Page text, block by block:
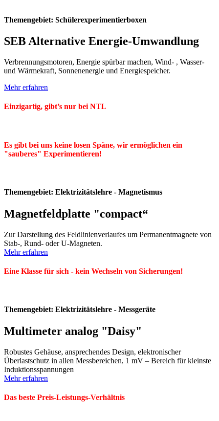
Themengebiet: Schülerexperimentierboxen
SEB Alternative Energie-Umwandlung
Verbrennungsmotoren, Energie spürbar machen, Wind- , Wasser-
und Wärmekraft, Sonnenenergie und Energiespeicher.
Mehr erfahren
Einzigartig, gibt’s nur bei NTL
Es gibt bei uns keine losen Späne, wir ermöglichen ein
"sauberes" Experimentieren!
Themengebiet: Elektrizitätslehre - Magnetismus
Magnetfeldplatte "compact“
Zur Darstellung des Feldlinienverlaufes um Permanentmagnete von
Stab-, Rund- oder U-Magneten.
Mehr erfahren
Eine Klasse für sich - kein Wechseln von Sicherungen!
Themengebiet: Elektrizitätslehre - Messgeräte
Multimeter analog "Daisy"
Robustes Gehäuse, ansprechendes Design, elektronischer
Überlastschutz in allen Messbereichen, 1 mV – Bereich für kleinste
Induktionsspannungen
Mehr erfahren
Das beste Preis-Leistungs-Verhältnis